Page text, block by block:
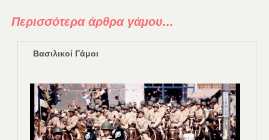
Περισσότερα άρθρα γάμου...
Βασιλικοί Γάμοι